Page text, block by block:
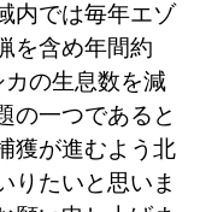
内では毎年エゾ
を含め年間約
の生息数を減
の一つであると
獲が進むよう北
りたいと思いま